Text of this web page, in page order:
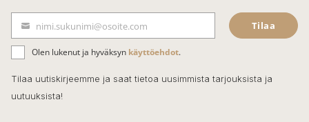
e
b
o
o
k
ä
h
k
nimi.sukunimi@osoite.com Tilaa
Olen lukenut ja hyväksyn käyttöehdot.
Tilaa uutiskirjeemme ja saat tietoa uusimmista tarjouksista ja
uutuuksista!